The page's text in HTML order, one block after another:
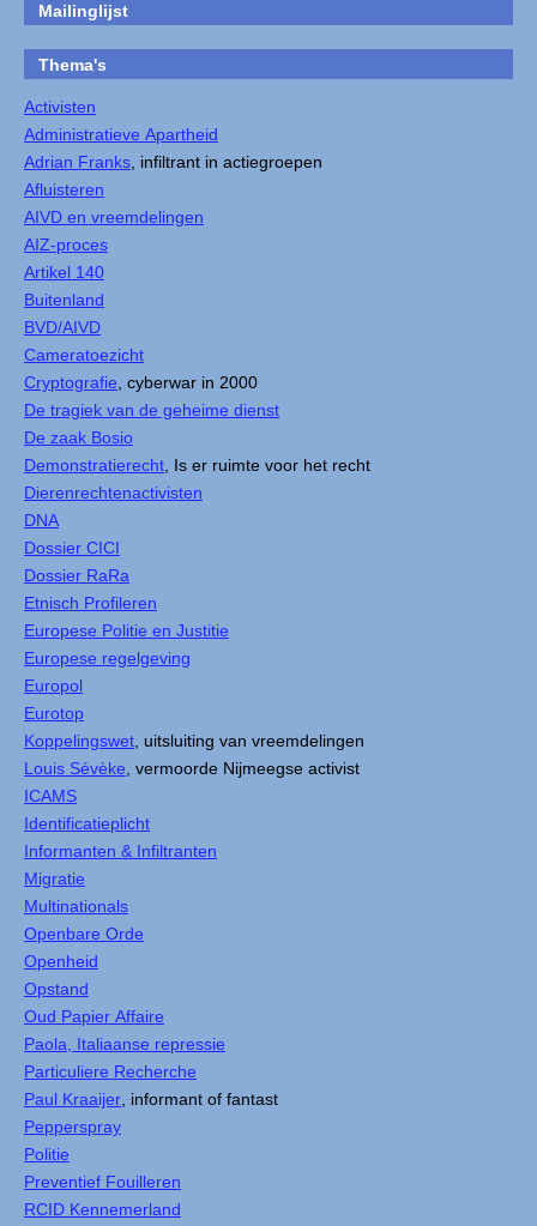
Mailinglijst
Thema's
Activisten
Administratieve Apartheid
Adrian Franks , infiltrant in actiegroepen
Afluisteren
AIVD en vreemdelingen
AIZ-proces
Artikel 140
Buitenland
BVD/AIVD
Cameratoezicht
Cryptografie , cyberwar in 2000
De tragiek van de geheime dienst
De zaak Bosio
Demonstratierecht , Is er ruimte voor het recht
Dierenrechtenactivisten
DNA
Dossier CICI
Dossier RaRa
Etnisch Profileren
Europese Politie en Justitie
Europese regelgeving
Europol
Eurotop
Koppelingswet , uitsluiting van vreemdelingen
Louis Sévèke , vermoorde Nijmeegse activist
ICAMS
Identificatieplicht
Informanten & Infiltranten
Migratie
Multinationals
Openbare Orde
Openheid
Opstand
Oud Papier Affaire
Paola, Italiaanse repressie
Particuliere Recherche
Paul Kraaijer , informant of fantast
Pepperspray
Politie
Preventief Fouilleren
RCID Kennemerland